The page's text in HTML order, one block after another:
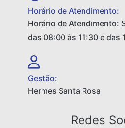
Horário de Atendimento:
Horário de Atendimento:
das 08:00 às 11:30 e das
Gestão:
Hermes Santa Rosa
Redes